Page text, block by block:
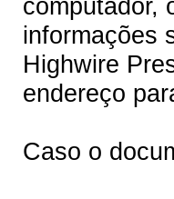
computador,
informações
Highwire
endereço
Caso o